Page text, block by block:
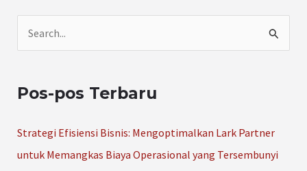
iPos-pos Terbaru
Strategi Efisiensi Bisnis: Mengoptimalkan Lark Partner
untuk Memangkas Biaya Operasional yang Tersembunyi